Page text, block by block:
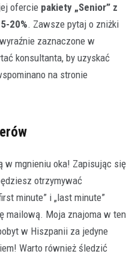
ofercie pakiety „Senior” z
20%. Zawsze pytaj o zniżki
zaznaczone w
konsultanta, by uzyskać
na stronie
w mgnieniu oka! Zapisując się
otrzymywać
minute” i „last minute”
mailową. Moja znajoma w ten
w Hiszpanii za jedyne
Warto również śledzić